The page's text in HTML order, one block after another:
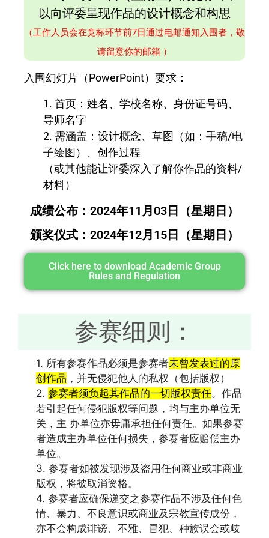
以向评委呈现作品的设计概念和构思
（工作人员会在竞标环节前7日通过电邮通知入围者，敬
请留意你的邮箱 ）
入围幻灯片（PowerPoint）要求：
1. 首页：姓名、学校名称、身份证号码、
导师名字
2. 需涵盖：设计概念、草图（如：手稿/电
子绘图）、创作过程
（或其他能让评委深入了解你作品的资料/
材料）
成绩公布：2024年11月03日（星期日）
颁奖仪式：2024年12月15日（星期日）
Click here to download Academic Group
Rules and Regulation
参赛细则：
1. 所有参赛作品必须是参赛者未曾发表过的原
创作品 ，并无侵犯他人的私权（包括版权）
2. 参赛者须负起其作品的一切版权责任。作品
若引起任何侵犯版权等问题，均与主办单位无
关，主 办单位亦毋庸承担任何责任。如果参赛
者造成主办单位任何损失，参赛者应赔偿主办
单位。
3. 参赛者如被发现涉及盗用任何商业或非商业
版权，将被取消资格。
4. 参赛者应确保递交之参赛作品不涉及任何色
情、暴力、不良意识或商业及宗教宣传成份，
亦不会构成诽谤、不雅、冒犯、种族误会或歧